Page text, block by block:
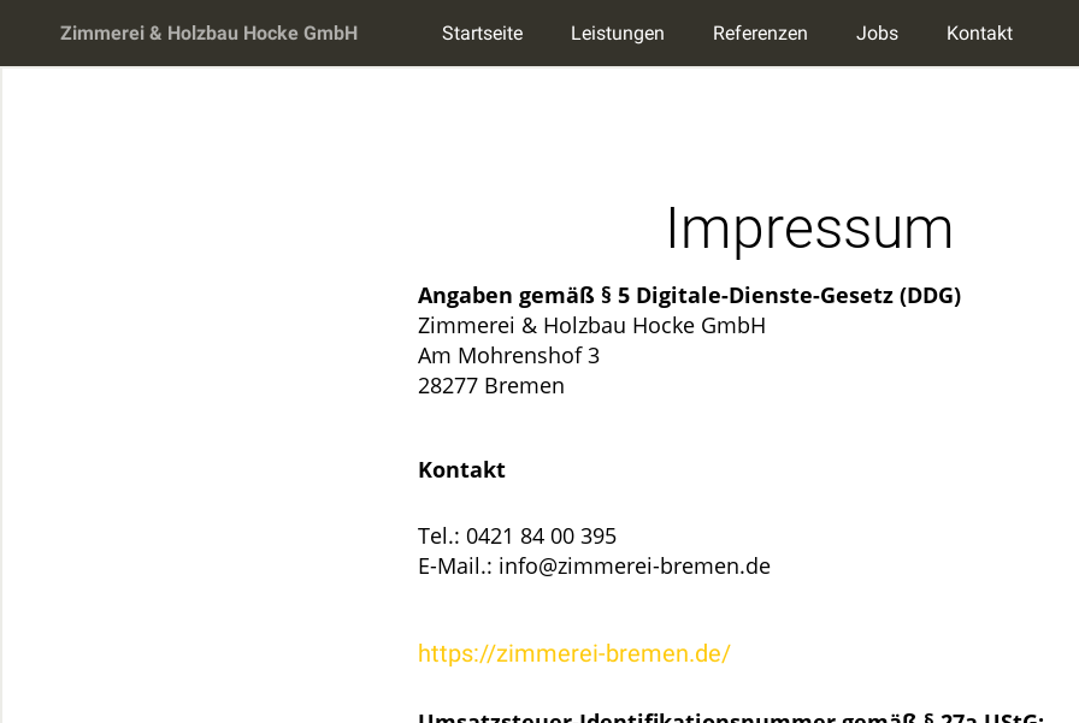
Zimmerei & Holzbau Hocke GmbH Startseite Leistungen Referenzen Jobs Kontakt
Impressum
Angaben gemäß § 5 Digitale-Dienste-Gesetz (DDG)
Zimmerei & Holzbau Hocke GmbH
Am Mohrenshof 3
28277 Bremen
Kontakt
Tel.: 0421 84 00 395
E-Mail.: info@zimmerei-bremen.de
https://zimmerei-bremen.de/